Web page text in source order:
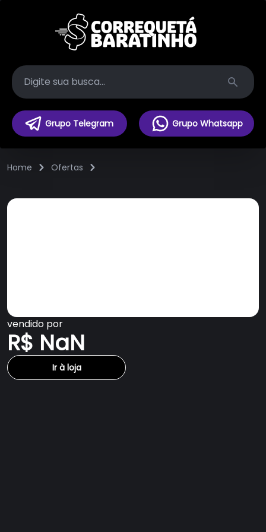
Search
Grupo Telegram Grupo Whatsapp
Home Ofertas
vendido por
R$ NaN
Ir à loja